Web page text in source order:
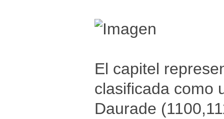
El capitel
clasificada como
Daurade